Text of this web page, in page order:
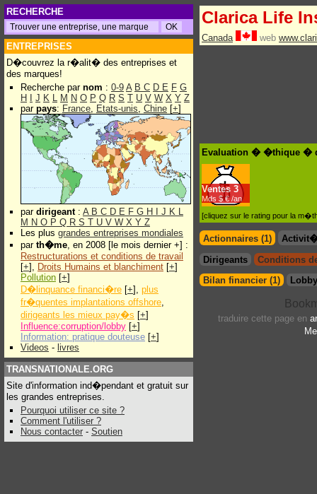
RECHERCHE
ENTREPRISES
D�couvrez la r�alit� des entreprises et
des marques!
Recherche par nom : 0-9 A B C D E F G
H
J K L M N O P Q R S T U V W X Y Z
par pays: France, Etats-unis, Chine [+]
par dirigeant: A B C D E F G H J K L
M N O P Q R S T U V W X Y Z
Les plus grandes entreprises mondiales
par th�me, en 2008 [le mois dernier +] :
Restructurations et conditions de travail
[+], Droits Humains et blanchiment [+]
Pollution [+]
D�linquance financi�re [+], plus
fr�quentes implantations offshore,
dirigeants les mieux pay�s [+]
Influence:corruption/lobby [+]
Information: pratique douteuse [+]
Videos - livres
TRANSNATIONALE.ORG
Site d'information ind�pendant et gratuit sur
les grandes entreprises.
Pourquoi utiliser ce site ?
Comment l'utiliser ?
Nous contacter - Soutien
Clarica Life
Canada web
Evaluation � �thique �
Ventes 3
Mds $.€ /an
[cliquez sur le rating pour la
Actionnaires (1)
Dirigeants
Conditions
Bilan financier (1)
traduire cette page en